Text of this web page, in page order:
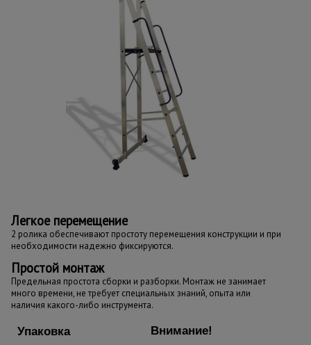
Легкое перемещение
2 ролика обеспечивают простоту перемещения конструкции и при
необходимости надежно фиксируются.
Простой монтаж
Предельная простота сборки и разборки. Монтаж не занимает
много времени, не требует специальных знаний, опыта или
наличия какого-либо инструмента.
Упаковка Внимание!